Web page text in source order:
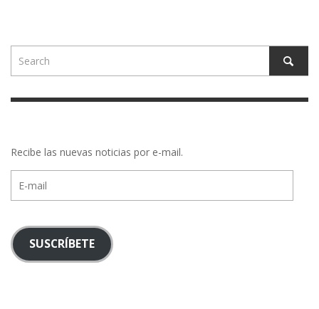
Recibe las nuevas noticias por e-mail.
mail
SUSCRÍBETE